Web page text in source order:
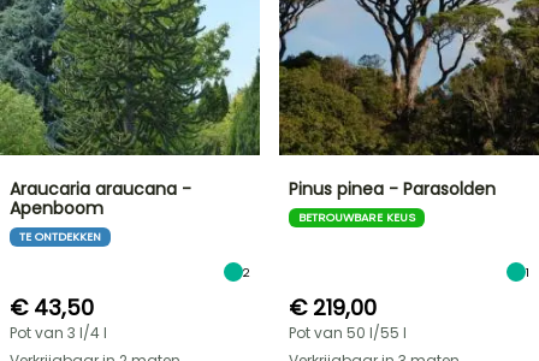
Araucaria araucana -
Apenboom
TE ONTDEKKEN
2
€ 43,50
Pot van 3 l/4 l
Pinus pinea - Parasolden
BETROUWBARE KEUS
1
€ 219,00
Pot van 50 l/55 l